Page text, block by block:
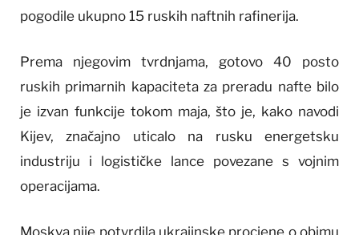
pogodile ukupno 15 ruskih naftnih rafinerija.
Prema njegovim tvrdnjama, gotovo 40 posto
ruskih primarnih kapaciteta za preradu nafte bilo
je izvan funkcije tokom maja, što je, kako navodi
Kijev, značajno uticalo na rusku energetsku
industriju i logističke lance povezane s vojnim
operacijama.
Moskva nije potvrdila ukrajinske procjene o obimu